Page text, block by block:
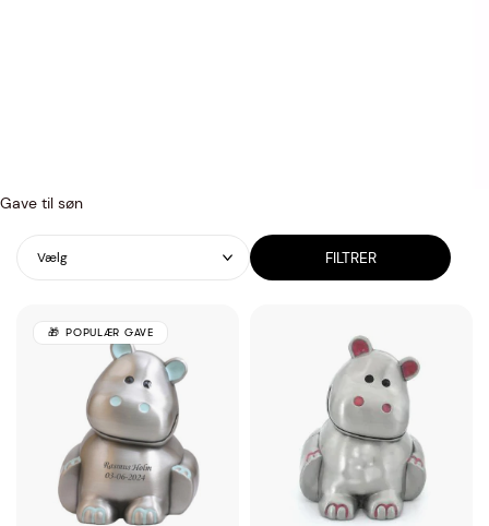
Gave til søn
Vælg FILTRER
POPULÆR GAVE